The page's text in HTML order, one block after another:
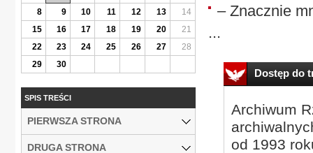
– Znacznie
...
Dostęp do
Archiwum
od 1993
8
9 10 11 12 13
14
15
16 17 18 19 20
21
22
23 24 25 26 27
28
29
30
SPIS TREŚCI
PIERWSZA STRONA
DRUGA STRONA